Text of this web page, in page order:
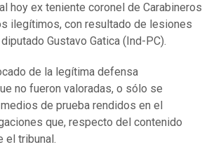
hoy ex teniente coronel de Carabineros
ilegítimos, con resultado de lesiones
Gustavo Gatica (Ind-PC).
de la legítima defensa
no fueron valoradas, o sólo se
de prueba rendidos en el
que, respecto del contenido
el tribunal.